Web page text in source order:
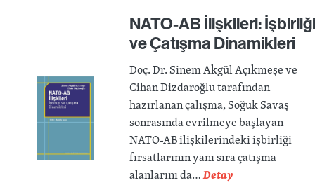
NATO-AB İlişkileri:
ve Çatışma Dinamikleri
Doç. Dr. Sinem Akgül Açıkmeşe ve
Cihan Dizdaroğlu tarafından
hazırlanan çalışma, Soğuk Savaş
sonrasında evrilmeye başlayan
NATO-AB ilişkilerindeki işbirliği
fırsatlarının yanı sıra çatışma
alanlarını da…Detay